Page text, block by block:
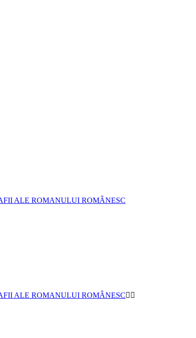
ALE ROMANULUI ROMÂNESC
ALE ROMANULUI ROMÂNESC